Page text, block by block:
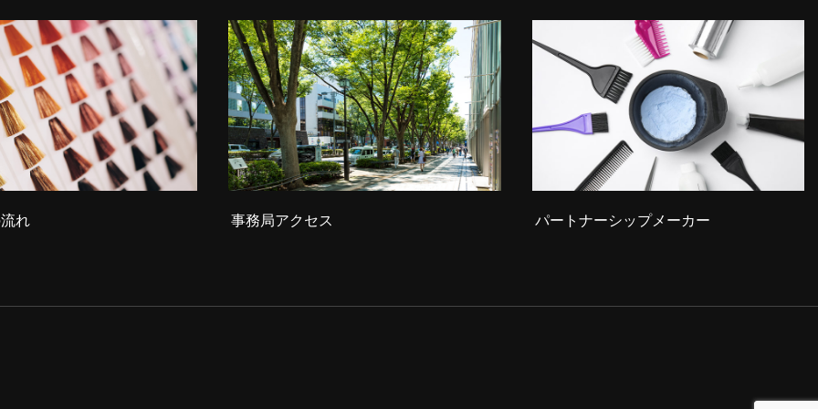
れ 事務局アクセス パートナーシップメーカー